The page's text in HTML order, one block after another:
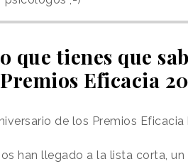
que tienes que
Premios Eficacia
de los Premios
han llegado a la lista corta,